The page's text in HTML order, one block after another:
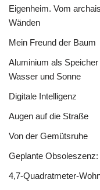
Eigenheim. Vom
Wänden
Mein Freund der Baum
Aluminium als
Wasser und Sonne
Digitale Intelligenz
Augen auf die Straße
Von der Gemütsruhe
Geplante
4,7-Quadratmeter-